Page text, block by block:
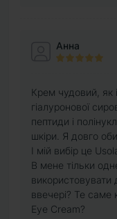
Анна
Крем чудовий, як
гіалуронової
пептиди і
шкіри. Я довго
І мій вибір це
В мене тільки
використовувати
ввечері? Те саме
Eye Cream?